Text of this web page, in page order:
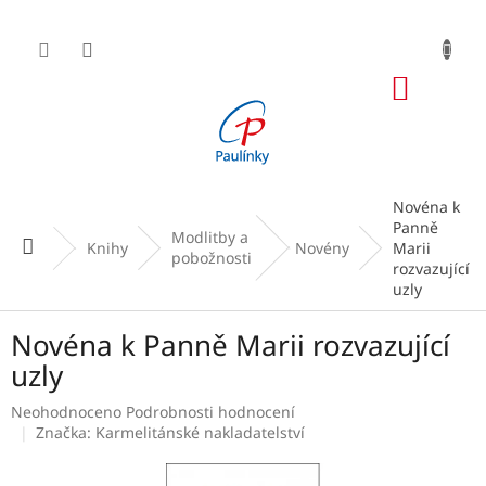
obsah
Domů Knihy
Modlitby a
pobožnosti
Novény
Novéna k
Panně
Marii
rozvazující
uzly
Novéna k Panně Marii rozvazující
uzly
Průměrné
hodnocení
Neohodnoceno Podrobnosti hodnocení
Značka: Karmelitánské nakladatelství